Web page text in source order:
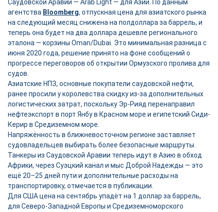
Саудовской Аравии — Arab Light — для Азии. По данным
агентства Bloomberg, отпускная цена для азиатского рынка
на следующий месяц снижена на полдоллара за баррель, и
теперь она будет на два доллара дешевле регионального
эталона — корзины Oman/Dubai. Это минимальная разница с
июня 2020 года, решение принято на фоне сообщений о
прогрессе переговоров об открытии Ормузского пролива для
судов.
Азиатские НПЗ, основные покупатели саудовской нефти,
ранее просили у королевства скидку из-за дополнительных
логистических затрат, поскольку Эр-Рияд перенаправил
нефтеэкспорт в порт Янбу в Красном море и египетский Сиди-
Керир в Средиземном море.
Напряжённость в ближневосточном регионе заставляет
судовладельцев выбирать более безопасные маршруты.
Танкеры из Саудовской Аравии теперь идут в Азию в обход
Африки, через Суэцкий канал и мыс Доброй Надежды — это
ещё 20–25 дней пути и дополнительные расходы на
транспортировку, отмечается в публикации.
Для США цена на сентябрь упадёт на 1 доллар за баррель,
для Северо-Западной Европы и Средиземноморского